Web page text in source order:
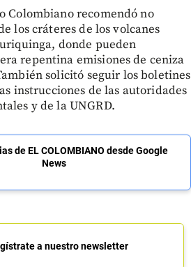
Colombiano recomendó no
los cráteres de los volcanes
donde pueden
repentina emisiones de ceniza
solicitó seguir los boletines
instrucciones de las autoridades
y de la UNGRD.
de EL COLOMBIANO desde Google
News
a nuestro newsletter